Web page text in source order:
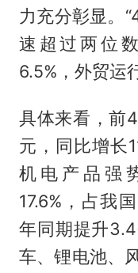
力充分彰显。
速超过两位
6.5%，外贸运
具体来看，前
元，同比增长
机电产品强
17.6%，占我
年同期提升
车、锂电池、